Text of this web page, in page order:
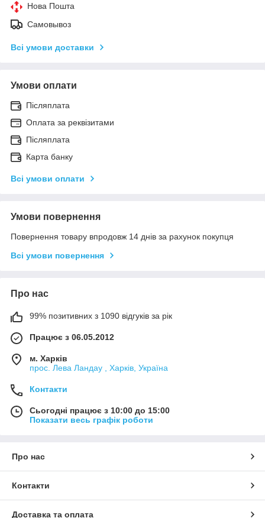
Нова Пошта
Самовывоз
Всі умови доставки
Умови оплати
Післяплата
Оплата за реквізитами
Післяплата
Карта банку
Всі умови оплати
Умови повернення
Повернення товару впродовж 14 днів за рахунок покупця
Всі умови повернення
Про нас
99% позитивних з 1090 відгуків за рік
Працює з 06.05.2012
м. Харків
прос. Лева Ландау , Харків, Україна
Контакти
Сьогодні працює з 10:00 до 15:00
Показати весь графік роботи
Про нас
Контакти
Доставка та оплата